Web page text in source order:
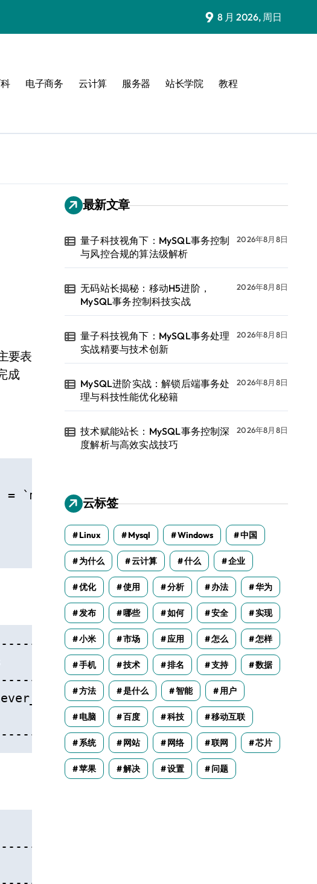
9 8 月 2026, 周日
电子商务 云计算 服务器 站长学院 教程
要表
成
= `metaward_alias`.`id`)
| State          | Info
最新文章
量子科技视角下：MySQL事务控制
与风控合规的算法级解析
2026年8月8日
无码站长揭秘：移动H5进阶，
MySQL事务控制科技实战
2026年8月8日
量子科技视角下：MySQL事务处理
实战精要与技术创新
2026年8月8日
MySQL进阶实战：解锁后端事务处
理与科技性能优化秘籍
2026年8月8日
技术赋能站长：MySQL事务控制深
度解析与高效实战技巧
2026年8月8日
云标签
Linux Mysql Windows 中国
为什么 云计算 什么 企业
优化 使用 分析 办法 华为
发布 哪些 如何 安全 实现
小米 市场 应用 怎么 怎样
手机 技术 排名 支持 数据
方法 是什么 智能 用户
电脑 百度 科技 移动互联
系统 网站 网络 联网 芯片
苹果 解决 设置 问题